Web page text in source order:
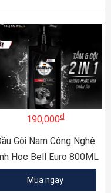
190,000đ
Gội Nam Công Nghệ
Học Bell Euro 800ML
Mua ngay